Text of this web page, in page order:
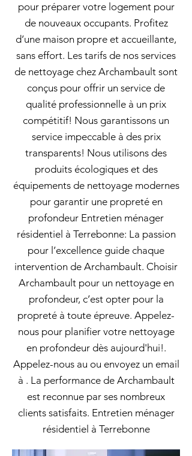
pour préparer votre logement pour
de nouveaux occupants. Profitez
d’une maison propre et accueillante,
sans effort. Les tarifs de nos services
de nettoyage chez Archambault sont
conçus pour offrir un service de
qualité professionnelle à un prix
compétitif! Nous garantissons un
service impeccable à des prix
transparents! Nous utilisons des
produits écologiques et des
équipements de nettoyage modernes
pour garantir une propreté en
profondeur Entretien ménager
résidentiel à Terrebonne: La passion
pour l’excellence guide chaque
intervention de Archambault. Choisir
Archambault pour un nettoyage en
profondeur, c’est opter pour la
propreté à toute épreuve. Appelez-
nous pour planifier votre nettoyage
en profondeur dès aujourd'hui!.
Appelez-nous au ou envoyez un email
à . La performance de Archambault
est reconnue par ses nombreux
clients satisfaits. Entretien ménager
résidentiel à Terrebonne